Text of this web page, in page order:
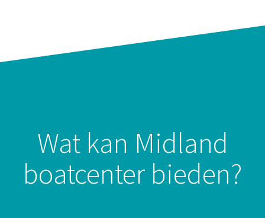
Wat kan Midland
boatcenter bieden?